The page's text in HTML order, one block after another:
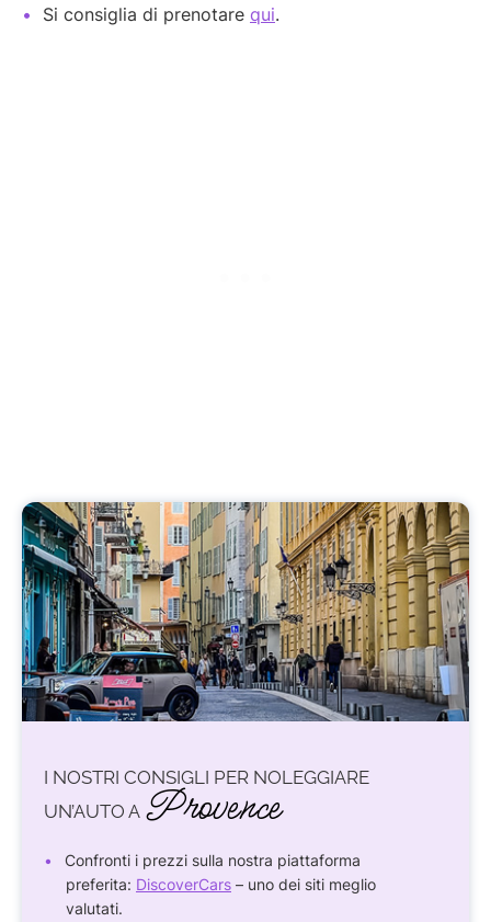
Si consiglia di prenotare qui.
I NOSTRI CONSIGLI PER NOLEGGIARE
UN’AUTO A Provence
Confronti i prezzi sulla nostra piattaforma
preferita: DiscoverCars – uno dei siti meglio
valutati.